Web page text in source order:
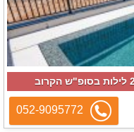
052-9095772